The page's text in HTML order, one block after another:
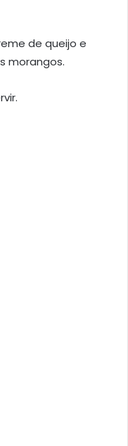
de queijo e
morangos.